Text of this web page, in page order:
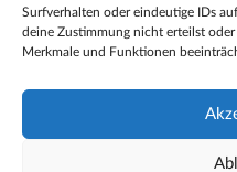
Surfverhalten oder eindeutige IDs
deine Zustimmung nicht erteilst
Merkmale und Funktionen
im individuellen und
denken, zu